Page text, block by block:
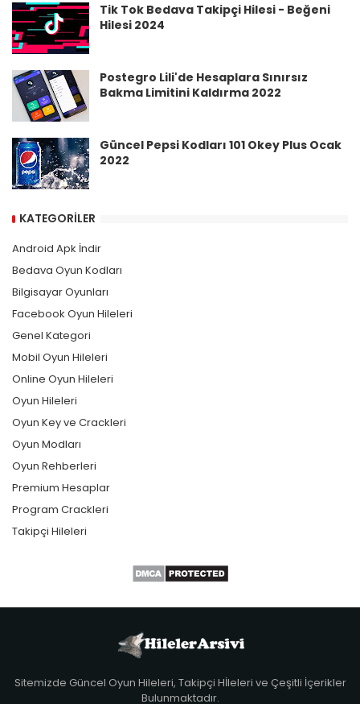
Tik Tok Bedava Takipçi Hilesi - Beğeni
Hilesi 2024
Postegro Lili'de Hesaplara Sınırsız
Bakma Limitini Kaldırma 2022
Güncel Pepsi Kodları 101 Okey Plus Ocak
2022
KATEGORILER
Android Apk İndir
Bedava Oyun Kodları
Bilgisayar Oyunları
Facebook Oyun Hileleri
Genel Kategori
Mobil Oyun Hileleri
Online Oyun Hileleri
Oyun Hileleri
Oyun Key ve Crackleri
Oyun Modları
Oyun Rehberleri
Premium Hesaplar
Program Crackleri
Takipçi Hileleri
Sitemizde Güncel Oyun Hileleri, Takipçi Hİleleri ve Çeşitli İçerikler
Bulunmaktadır.